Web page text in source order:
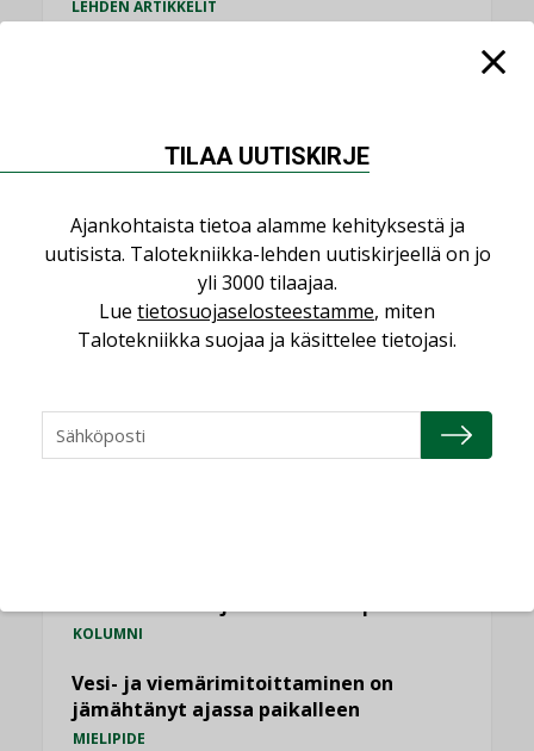
LEHDEN ARTIKKELIT
NÄKÖKULMIA
Puheista tekoihin – uusin teknologia
käyttöön kiinteistöissä
KOLUMNI
KOLUMNI
Vesi- ja viemärimitoittaminen on
jämähtänyt ajassa paikalleen
MIELIPIDE
TILAA UUTISKIRJE
Ajankohtaista tietoa alamme kehityksestä ja
uutisista. Talotekniikka-lehden uutiskirjeellä on jo
yli 3000 tilaajaa.
Lue tietosuojaselosteestamme, miten
Talotekniikka suojaa ja käsittelee tietojasi.